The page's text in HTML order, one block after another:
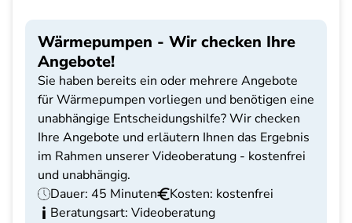
Wärmepumpen - Wir checken Ihre
Angebote!
Sie haben bereits ein oder mehrere Angebote
für Wärmepumpen vorliegen und benötigen eine
unabhängige Entscheidungshilfe? Wir checken
Ihre Angebote und erläutern Ihnen das Ergebnis
im Rahmen unserer Videoberatung - kostenfrei
und unabhängig.
Dauer: 45 Minuten
Kosten: kostenfrei
Beratungsart: Videoberatung